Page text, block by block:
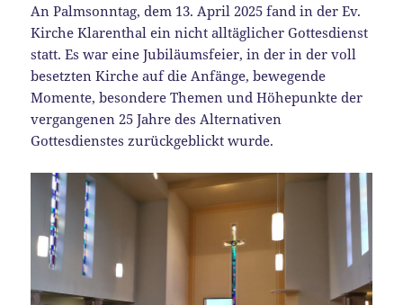
An Palmsonntag, dem 13. April 2025 fand in der Ev.
Kirche Klarenthal ein nicht alltäglicher Gottesdienst
statt. Es war eine Jubiläumsfeier, in der in der voll
besetzten Kirche auf die Anfänge, bewegende
Momente, besondere Themen und Höhepunkte der
vergangenen 25 Jahre des Alternativen
Gottesdienstes zurückgeblickt wurde.